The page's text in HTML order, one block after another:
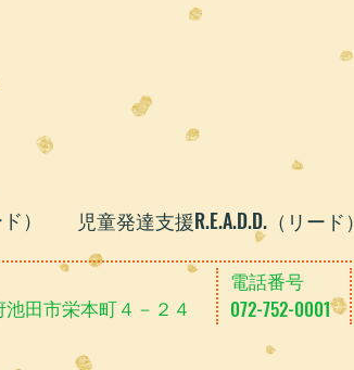
） ​児童発達支援R.E.A.D.D.（リード）
田市栄本町４－２４
​電話番号
072-752-0001